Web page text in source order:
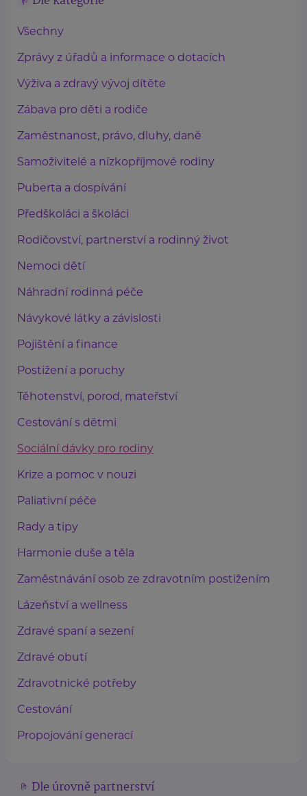
Všechny
Zprávy z úřadů a informace o dotacích
Výživa a zdravý vývoj dítěte
Zábava pro děti a rodiče
Zaměstnanost, právo, dluhy, daně
Samoživitelé a nízkopříjmové rodiny
Puberta a dospívání
Předškoláci a školáci
Rodičovství, partnerství a rodinný život
Nemoci dětí
Náhradní rodinná péče
Návykové látky a závislosti
Pojištění a finance
Postižení a poruchy
Těhotenství, porod, mateřství
Cestování s dětmi
Sociální dávky pro rodiny
Krize a pomoc v nouzi
Paliativní péče
Rady a tipy
Harmonie duše a těla
Zaměstnávání osob ze zdravotním postižením
Lázeňství a wellness
Zdravé spaní a sezení
Zdravé obutí
Zdravotnické potřeby
Cestování
Propojování generací
Dle úrovně partnerství